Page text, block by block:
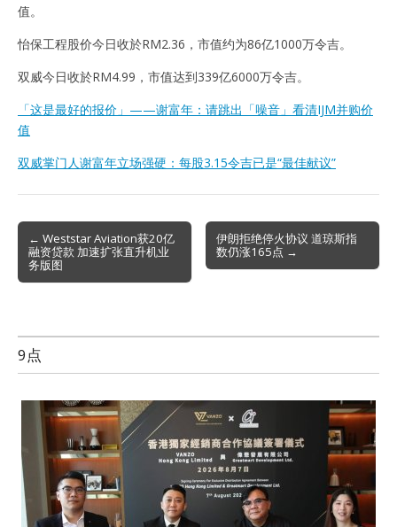
值。
怡保工程股价今日收於RM2.36，市值约为86亿1000万令吉。
双威今日收於RM4.99，市值达到339亿6000万令吉。
「这是最好的报价」——谢富年：请跳出「噪音」看清IJM并购价
值
双威掌门人谢富年立场强硬：每股3.15令吉已是“最佳献议”
Post
navigation
← Weststar Aviation获20亿
融资贷款 加速扩张直升机业
务版图
伊朗拒绝停火协议 道琼斯指
数仍涨165点 →
9点